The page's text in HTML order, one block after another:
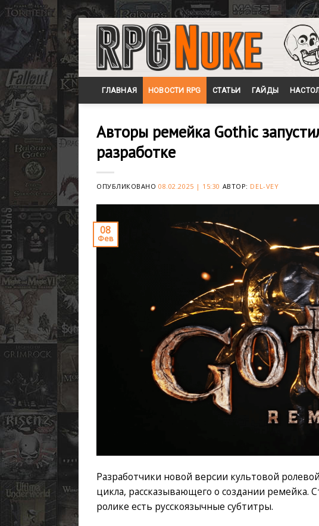
Skip
content
ГЛАВНАЯ НОВОСТИ RPG СТАТЬИ ГАЙДЫ
Авторы ремейка Gothic
разработке
ОПУБЛИКОВАНО08.02.2025 | 15:30 АВТОР: DEL-VEY
08
Фев
Разработчики новой версии культовой
цикла, рассказывающего о создании ремейка.
ролике есть русскоязычные субтитры.